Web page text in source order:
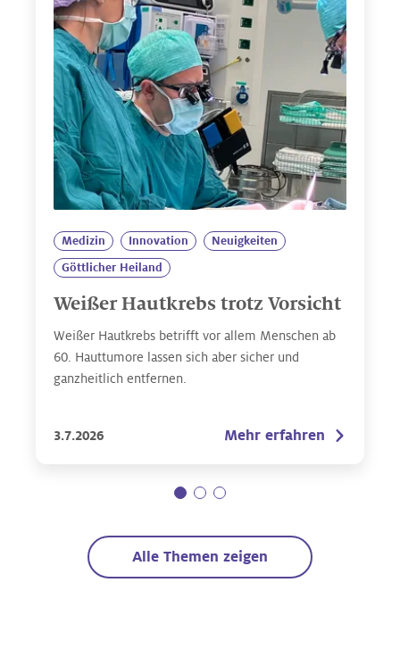
Medizin Innovation Neuigkeiten
Göttlicher Heiland
Weißer Hautkrebs trotz Vorsicht
Weißer Hautkrebs betrifft vor allem Menschen ab
60. Hauttumore lassen sich aber sicher und
ganzheitlich entfernen.
3.7.2026 Mehr erfahren
Alle Themen zeigen